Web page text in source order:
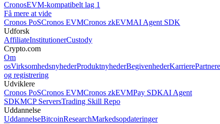
CronosEVM-kompatibelt lag 1
Få mere at vide
Cronos PoSCronos EVMCronos zkEVMAI Agent SDK
Udforsk
AffiliateInstitutionerCustody
Crypto.com
Om
osVirksomhedsnyhederProduktnyhederBegivenhederKarrierePartnere
og registrering
Udviklere
Cronos PoSCronos EVMCronos zkEVMPay SDKAI Agent
SDKMCP ServersTrading Skill Repo
Uddannelse
UddannelseBitcoinResearchMarkedsopdateringer